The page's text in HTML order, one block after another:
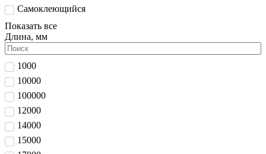
Самоклеющийся
Показать все
Длина, мм
1000
10000
100000
12000
14000
15000